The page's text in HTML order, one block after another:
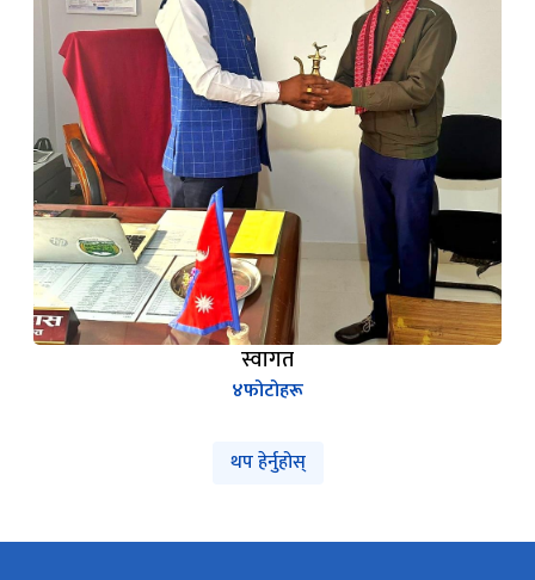
स्वागत
४फोटोहरू
थप हेर्नुहोस्